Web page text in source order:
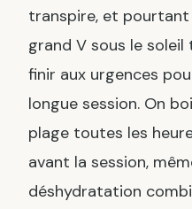
transpire, et
grand V sous le soleil
finir aux urgences
longue session. On
plage toutes les
avant la session,
déshydratation